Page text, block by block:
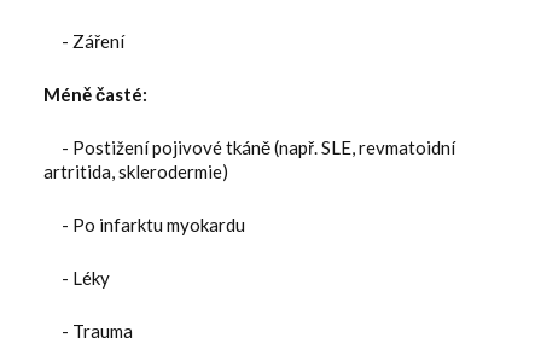
- Záření
Méně časté:
- Postižení pojivové tkáně (např. SLE, revmatoidní
artritida, sklerodermie)
- Po infarktu myokardu
- Léky
- Trauma